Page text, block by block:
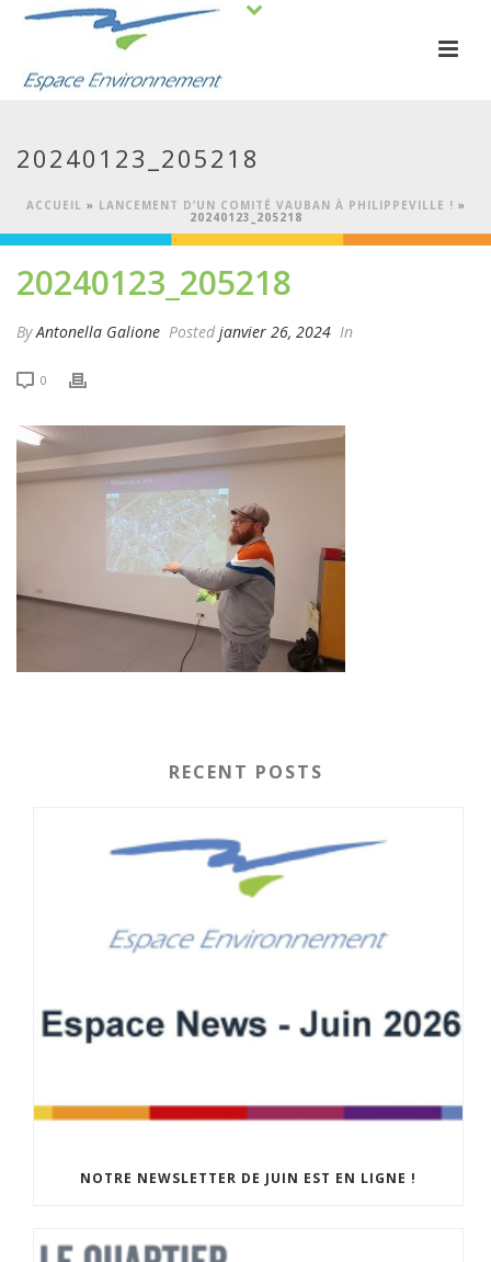
20240123_205218
ACCUEIL » LANCEMENT D’UN COMITÉ VAUBAN À PHILIPPEVILLE ! »
20240123_205218
20240123_205218
ByAntonella Galione Posted janvier 26, 2024 In
0
RECENT POSTS
NOTRE NEWSLETTER DE JUIN EST EN LIGNE !